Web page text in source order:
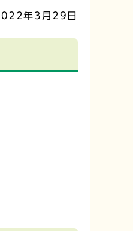
年3月29日